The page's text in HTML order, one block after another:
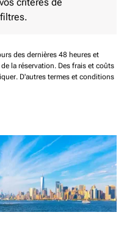
critères de
des dernières 48 heures et
la réservation. Des frais et coûts
D'autres termes et conditions